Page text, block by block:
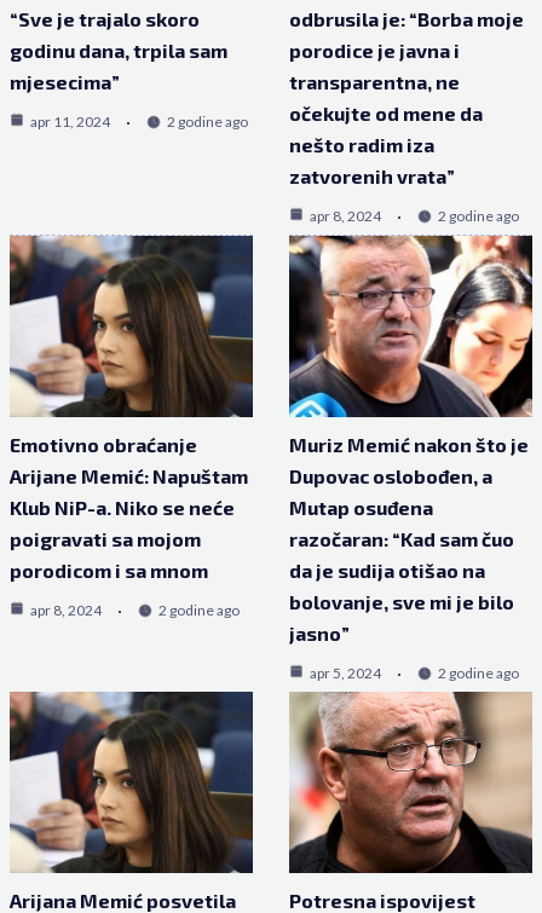
“Sve je trajalo skoro
godinu dana, trpila sam
mjesecima”
apr 11, 2024 2 godine ago
odbrusila je: “Borba moje
porodice je javna i
transparentna, ne
očekujte od mene da
nešto radim iza
zatvorenih vrata”
apr 8, 2024 2 godine ago
Emotivno obraćanje
Arijane Memić: Napuštam
Klub NiP-a. Niko se neće
poigravati sa mojom
porodicom i sa mnom
apr 8, 2024 2 godine ago
Muriz Memić nakon što je
Dupovac oslobođen, a
Mutap osuđena
razočaran: “Kad sam čuo
da je sudija otišao na
bolovanje, sve mi je bilo
jasno”
apr 5, 2024 2 godine ago
Arijana Memić posvetila
Potresna ispovijest